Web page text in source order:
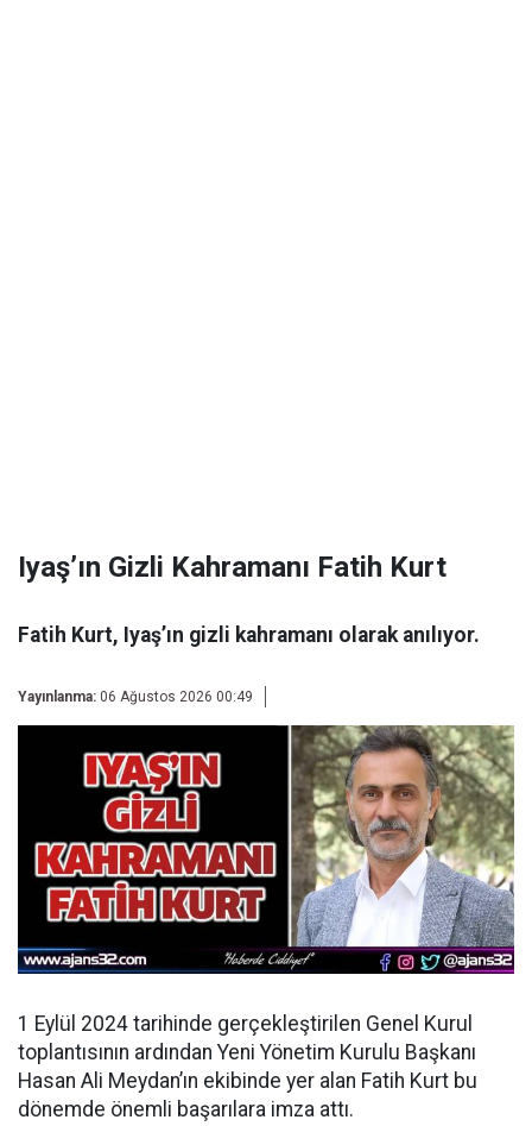
Iyaş’ın Gizli Kahramanı Fatih Kurt
Fatih Kurt, Iyaş’ın gizli kahramanı olarak anılıyor.
Yayınlanma: 06 Ağustos 2026 00:49
1 Eylül 2024 tarihinde gerçekleştirilen Genel Kurul
toplantısının ardından Yeni Yönetim Kurulu Başkanı
Hasan Ali Meydan’ın ekibinde yer alan Fatih Kurt bu
dönemde önemli başarılara imza attı.